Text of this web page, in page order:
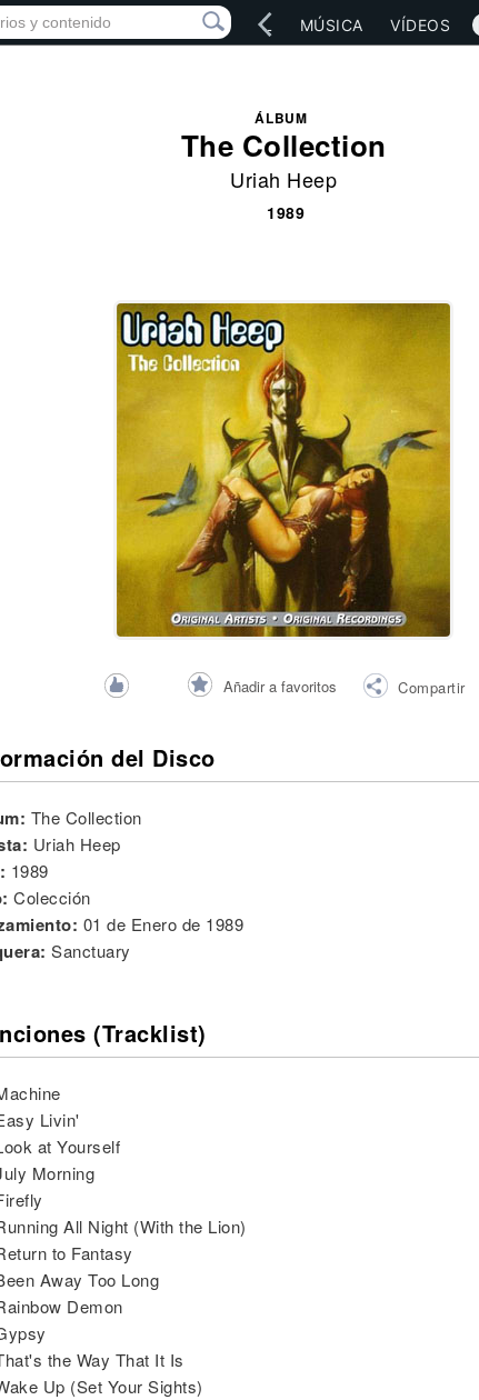
ARTISTAS RED SOCIAL MÚSICA VÍDEOS
ÁLBUM
The Collection
Uriah Heep
1989
Añadir a favoritos Compartir
del Disco
The Collection
Uriah Heep
1989
Colección
01 de Enero de 1989
Sanctuary
(Tracklist)
Livin'
at Yourself
Morning
All Night (With the Lion)
to Fantasy
Away Too Long
Demon
the Way That It Is
Up (Set Your Sights)